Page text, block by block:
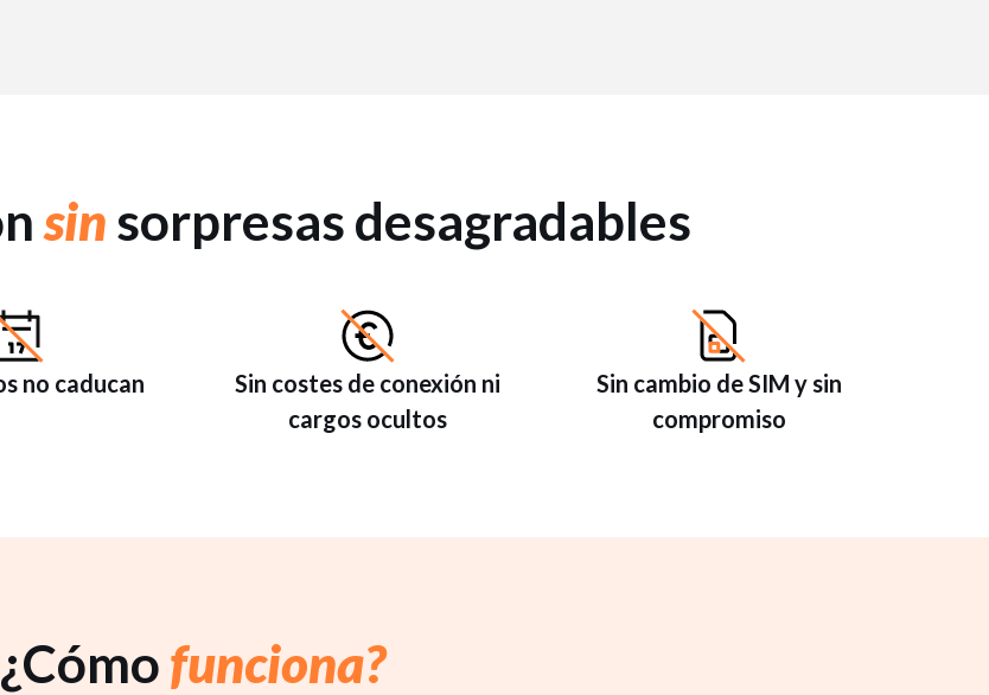
sinsorpresas desagradables
no caducan
Sin costes de conexión ni
cargos ocultos
Sin cambio de SIM y sin
compromiso
¿Cómofunciona?